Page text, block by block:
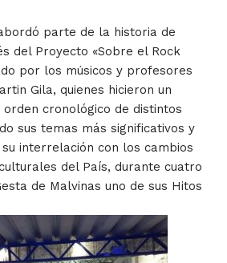
parte de la historia de
del Proyecto «Sobre el Rock
por los músicos y profesores
Gila, quienes hicieron un
cronológico de distintos
sus temas más significativos y
interrelación con los cambios
del País, durante cuatro
de Malvinas uno de sus Hitos